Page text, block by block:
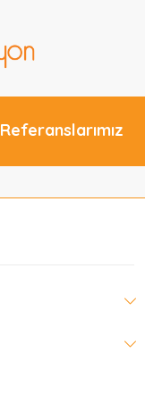
Referanslarımız